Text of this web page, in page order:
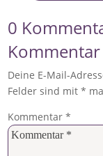
0
Deine E-Mail-
Felder sind mit*
Kommentar*